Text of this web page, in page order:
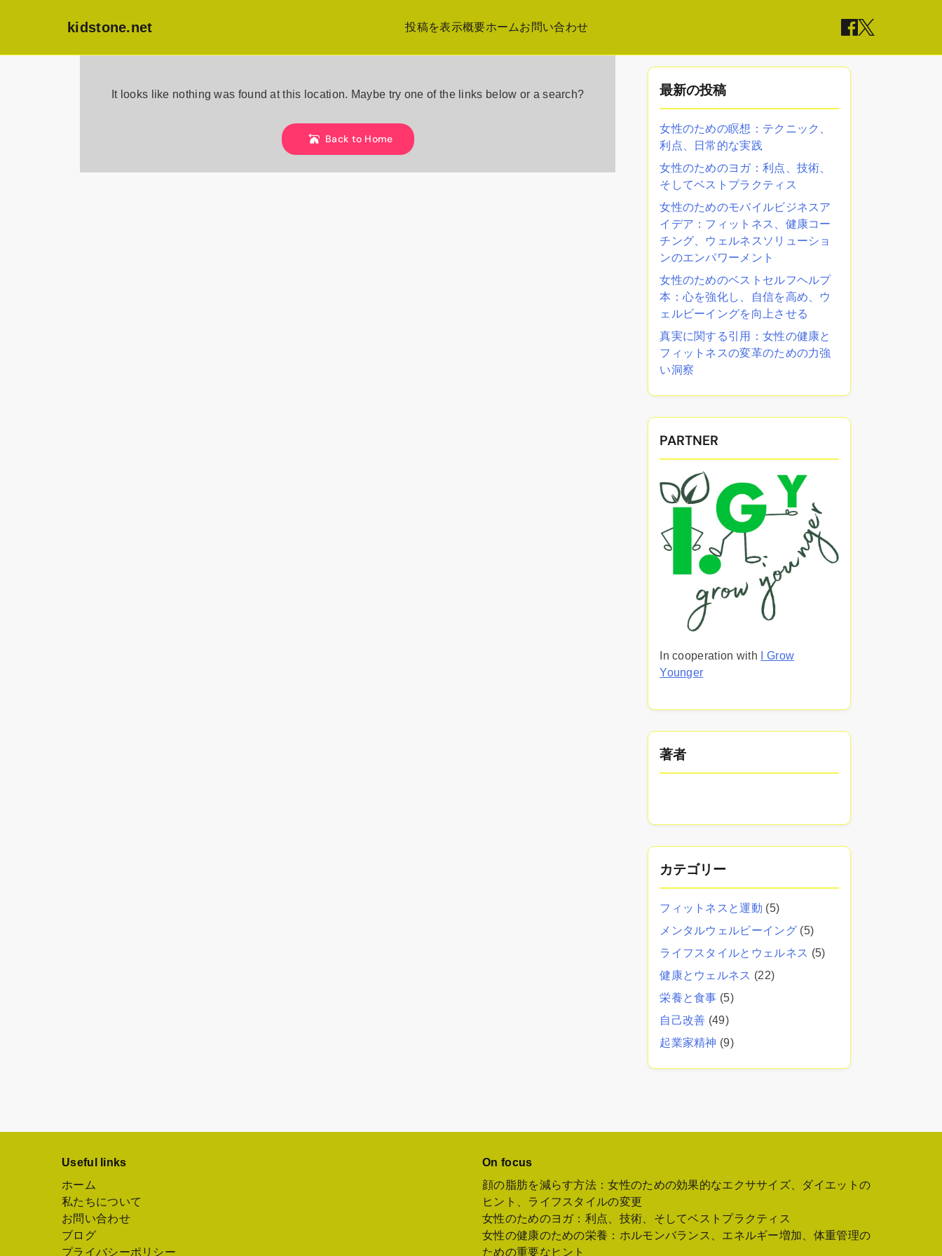
kidstone.net 投稿を表示概要ホームお問い合わせ
It looks like nothing was found at this location. Maybe try one of the links below or a search?
Back to Home
最新の投稿
女性のための瞑想：テクニック、
利点、日常的な実践
女性のためのヨガ：利点、技術、
そしてベストプラクティス
女性のためのモバイルビジネスア
イデア：フィットネス、健康コー
チング、ウェルネスソリューショ
ンのエンパワーメント
女性のためのベストセルフヘルプ
本：心を強化し、自信を高め、ウ
ェルビーイングを向上させる
真実に関する引用：女性の健康と
フィットネスの変革のための力強
い洞察
PARTNER
In cooperation with
I Grow
Younger
著者
カテゴリー
フィットネスと運動 (5)
メンタルウェルビーイング(5)
ライフスタイルとウェルネス (5)
健康とウェルネス (22)
栄養と食事 (5)
自己改善 (49)
起業家精神 (9)
Useful links
ホーム
私たちについて
お問い合わせ
ブログ
プライバシーポリシー
On focus
顔の脂肪を減らす方法：女性のための効果的なエクササイズ、ダイエットの
ヒント、ライフスタイルの変更
女性のためのヨガ：利点、技術、そしてベストプラクティス
女性の健康のための栄養：ホルモンバランス、エネルギー増加、体重管理の
ための重要なヒント